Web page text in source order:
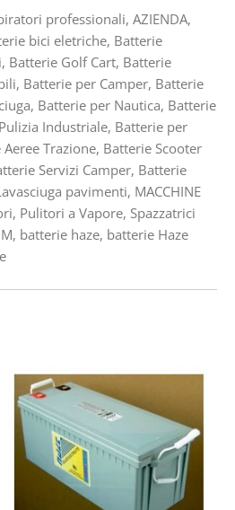
professionali, AZIENDA,
bici eletriche, Batterie
, Batterie Golf Cart, Batterie
, Batterie per Camper, Batterie
, Batterie per Nautica, Batterie
Industriale, Batterie per
Trazione, Batterie Scooter
Servizi Camper, Batterie
pavimenti, MACCHINE
, Pulitori a Vapore, Spazzatrici
, batterie haze, batterie Haze